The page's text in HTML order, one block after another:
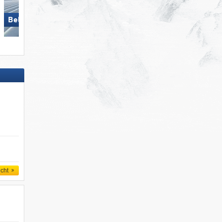
Bellwald Silvretta Montafon